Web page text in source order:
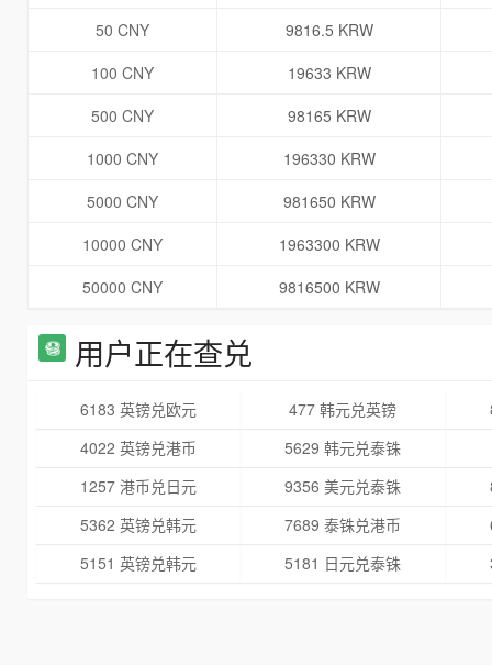
50 CNY
9816.5 KRW
100 CNY
19633 KRW
500 CNY
98165 KRW
1000 CNY
196330 KRW
5000 CNY
981650 KRW
10000 CNY
1963300 KRW
50000 CNY
9816500 KRW
用户正在查兑
6183 英镑兑欧元 477 韩元兑英镑
4022 英镑兑港币
5629 韩元兑泰铢
1257 港币兑日元
9356 美元兑泰铢
5362 英镑兑韩元
7689 泰铢兑港币
5151 英镑兑韩元
5181 日元兑泰铢